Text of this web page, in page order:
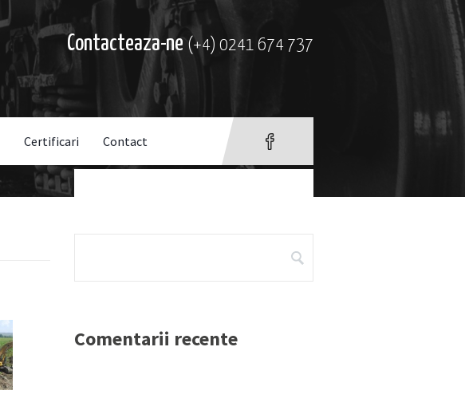
Contacteaza-ne(+4) 0241 674 737
Certificari Contact
Comentarii recente